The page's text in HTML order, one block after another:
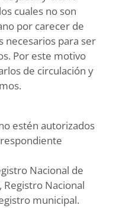
cuales no son
por carecer de
necesarios para ser
Por este motivo
de circulación y
estén autorizados
Nacional de
Registro Nacional
municipal.